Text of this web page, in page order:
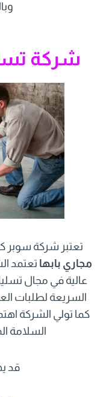
شركة
تعتبر شركة سوبر
مجاري بابها تعتمد
عالية في مجال
السريعة لطلبات
كما تولي الشركة
السلامة
قد